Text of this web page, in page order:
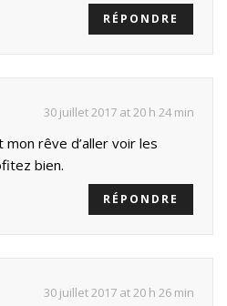
RÉPONDRE
30 juillet 2017 at 20 h 24 min
mon rêve d’aller voir les
bien.
RÉPONDRE
30 juillet 2017 at 20 h 26 min